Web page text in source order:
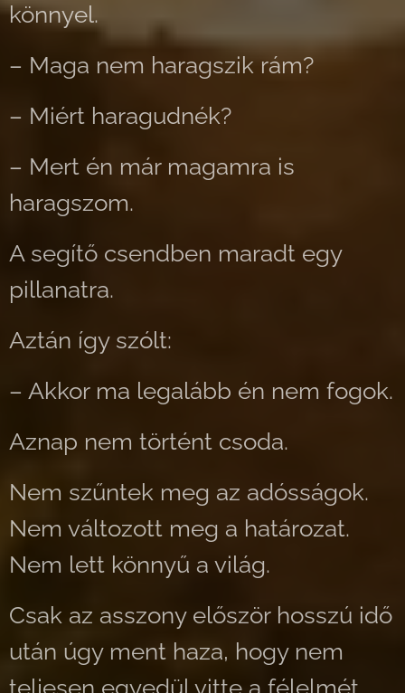
könnyel.
– Maga nem haragszik rám?
– Miért haragudnék?
– Mert én már magamra is
haragszom.
A segítő csendben maradt egy
pillanatra.
Aztán így szólt:
– Akkor ma legalább én nem fogok.
Aznap nem történt csoda.
Nem szűntek meg az adósságok.
Nem változott meg a határozat.
Nem lett könnyű a világ.
Csak az asszony először hosszú idő
után úgy ment haza, hogy nem
teljesen egyedül vitte a félelmét.